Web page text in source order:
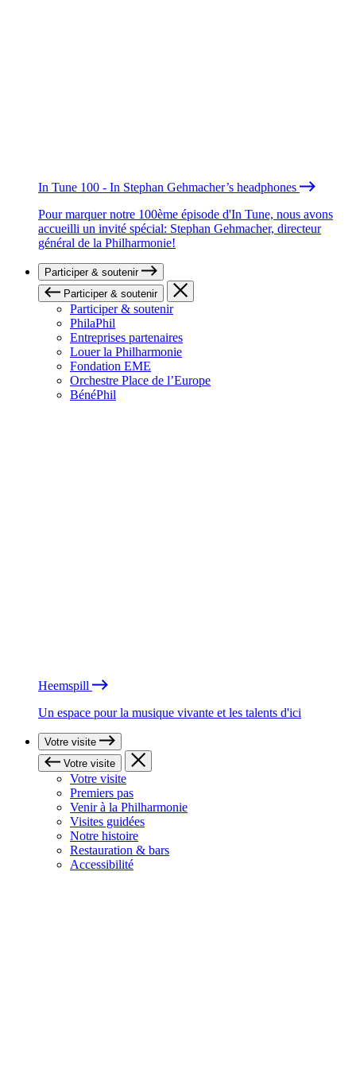
In Tune 100 - In Stephan Gehmacher’s headphones
Pour marquer notre 100ème épisode d'In Tune, nous avons
accueilli un invité spécial: Stephan Gehmacher, directeur
général de la Philharmonie!
Participer & soutenir
Participer & soutenir
Participer & soutenir
PhilaPhil
Entreprises partenaires
Louer la Philharmonie
Fondation EME
Orchestre Place de l’Europe
BénéPhil
Heemspill
Un espace pour la musique vivante et les talents d'ici
Votre visite
Votre visite
Votre visite
Premiers pas
Venir à la Philharmonie
Visites guidées
Notre histoire
Restauration & bars
Accessibilité